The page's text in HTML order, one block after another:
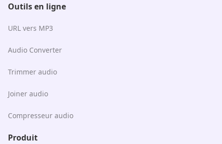
Outils en ligne
URL vers MP3
Audio Converter
Trimmer audio
Joiner audio
Compresseur audio
Produit